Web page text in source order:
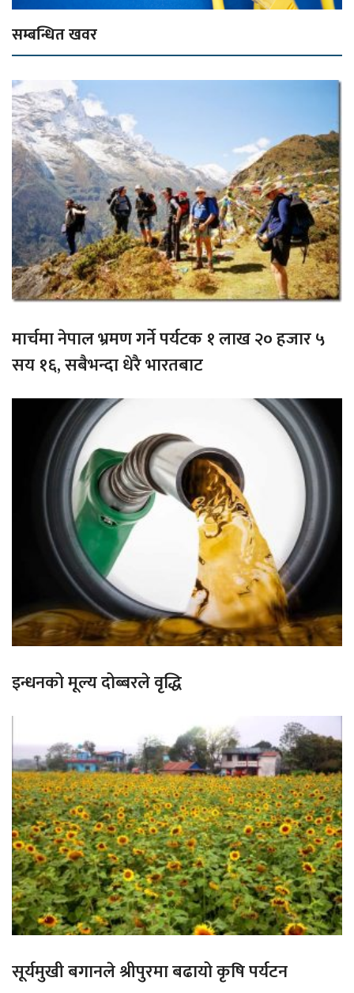
सम्बन्धित खवर
मार्चमा नेपाल भ्रमण गर्ने पर्यटक १ लाख २० हजार ५
सय १६, सबैभन्दा धेरै भारतबाट
इन्धनको मूल्य दोब्बरले वृद्धि
सूर्यमुखी बगानले श्रीपुरमा बढायो कृषि पर्यटन